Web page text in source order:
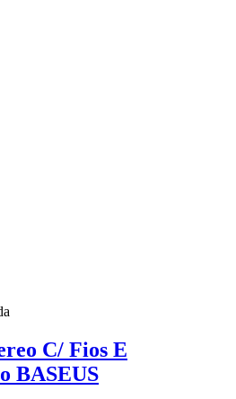
C/ Fios E
BASEUS